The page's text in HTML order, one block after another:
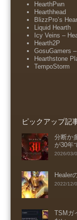
HearthPwn
Hearthhead
BlizzPro’s
Liquid Hearth
Icy Veins –
Hearth2P
GosuGamers
Hearthstone
TempoStorm
ピックアップ記
分断か
が30年
2026/03/
Healer
2022/12/
TSMガ